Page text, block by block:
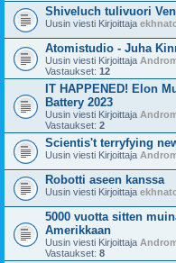
Shiveluch tulivuori
Uusin viesti Kirjoittaja
Atomistudio - Juha
Uusin viesti Kirjoittaja
Vastaukset: 12
IT HAPPENED! Elon
Battery 2023
Uusin viesti Kirjoittaja
Vastaukset: 2
Scientis't terryfying
Uusin viesti Kirjoittaja
Robotti aseen kanssa
Uusin viesti Kirjoittaja
5000 vuotta sitten
Amerikkaan
Uusin viesti Kirjoittaja
Vastaukset: 8